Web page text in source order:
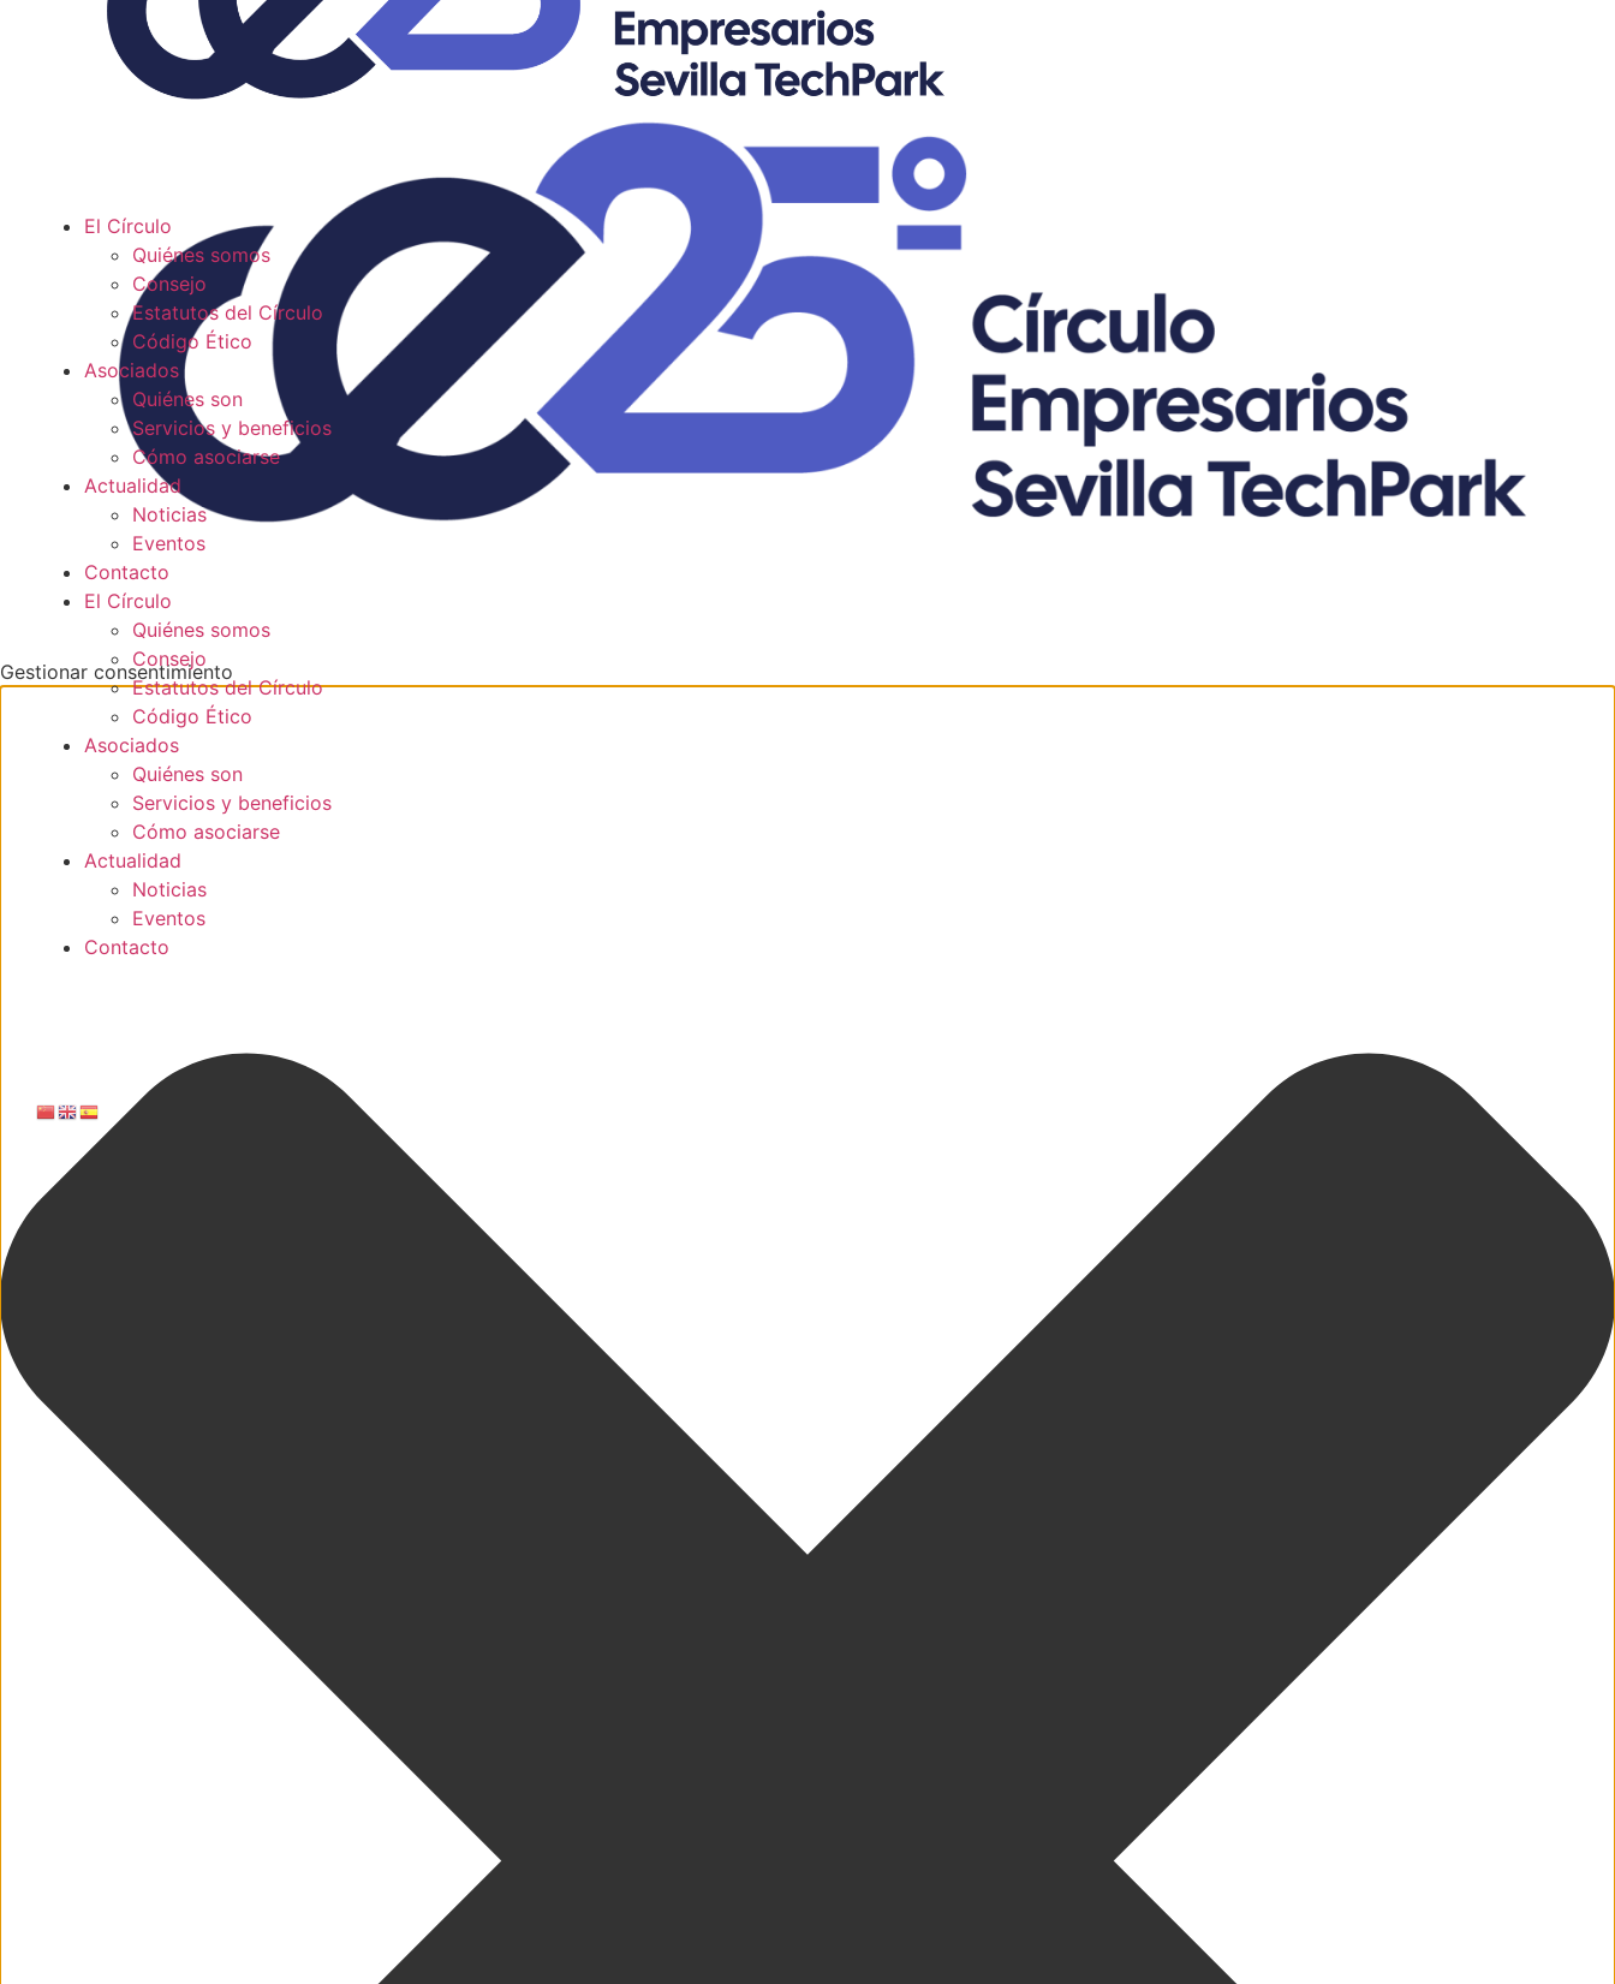
Gestionar consentimiento
El Círculo
Quiénes somos
Consejo
Estatutos del Círculo
Código Ético
Asociados
Quiénes son
Servicios y beneficios
Cómo asociarse
Actualidad
Noticias
Eventos
Contacto
El Círculo
Quiénes somos
Consejo
Estatutos del Círculo
Código Ético
Asociados
Quiénes son
Servicios y beneficios
Cómo asociarse
Actualidad
Noticias
Eventos
Contacto